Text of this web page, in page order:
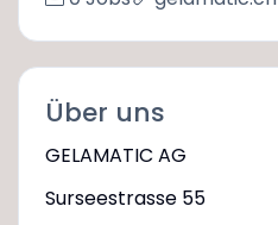
Über uns
GELAMATIC AG
Surseestrasse 55